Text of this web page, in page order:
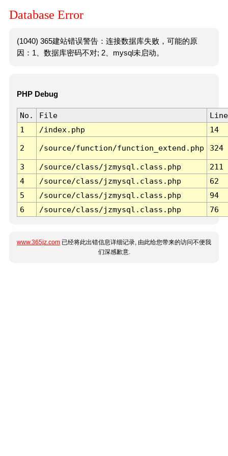
Database Error
(1040) 365建站错误警告：连接数据库失败，可能的原
因：1、数据库密码不对; 2、mysql未启动。
PHP Debug
No. File
Line
1
/index.php 14
2 /source/function/function_extend.php 324
3 /source/class/jzmysql.class.php
211
4
/source/class/jzmysql.class.php
62
5
/source/class/jzmysql.class.php
94
6
/source/class/jzmysql.class.php 76
www.365jz.com 已经将此出错信息详细记录, 由此给您带来的访问不便我
们深感歉意.